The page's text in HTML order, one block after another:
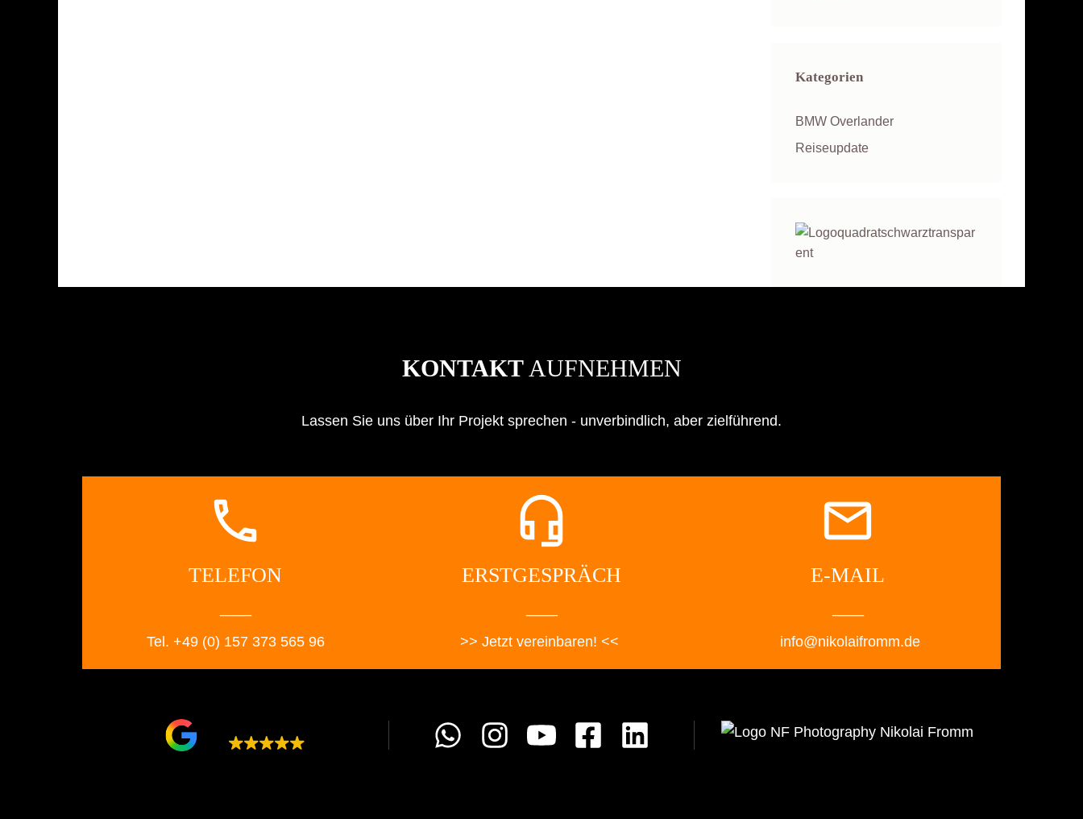
Kategorien
BMW Overlander
Reiseupdate
KONTAKTAUFNEHMEN
Lassen Sie uns über Ihr Projekt sprechen - unverbindlich, aber zielführend.
call
TELEFON
Tel. +49 (0) 157 373 565 96
headset_mic
ERSTGESPRÄCH
>> Jetzt vereinbaren! <<
email
E-MAIL
info@nikolaifromm.de